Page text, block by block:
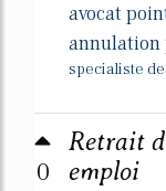
avocat
annulation
specialiste
0
Retrait
emploi